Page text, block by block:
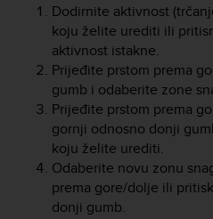
Dodirnite aktivnost
koju želite urediti ili
aktivnost istakne.
Prijeđite prstom prema
gumb i odaberite zone
Prijeđite prstom prema
gornji odnosno donji
koju želite urediti.
Odaberite novu zonu
prema gore/dolje ili
donji gumb.